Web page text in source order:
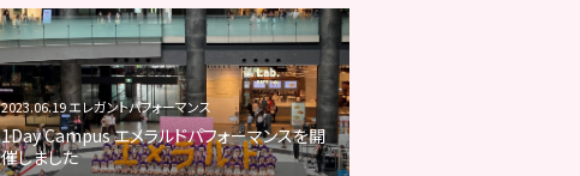
2023.06.19 エレガントパフォーマンス
1Day Campus エメラルドパフォーマンスを開
催しました